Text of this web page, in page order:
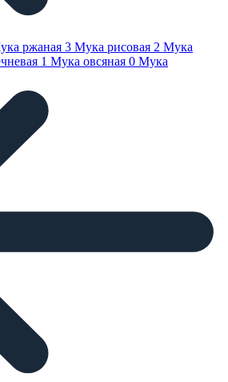
ржаная 3 Мука рисовая 2 Мука
1 Мука овсяная 0 Мука